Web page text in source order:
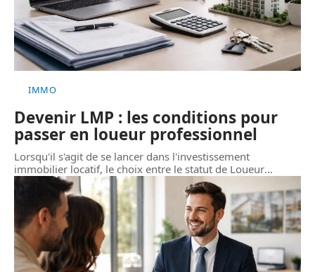
IMMO
Devenir LMP : les conditions pour
passer en loueur professionnel
Lorsqu'il s'agit de se lancer dans l'investissement
immobilier locatif, le choix entre le statut de Loueur…